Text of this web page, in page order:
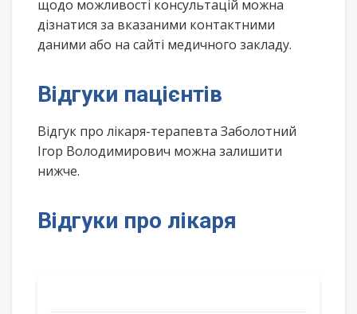
щодо можливості консультацій можна
дізнатися за вказаними контактними
даними або на сайті медичного закладу.
Відгуки пацієнтів
Відгук про лікаря-терапевта Заболотний
Ігор Володимирович можна залишити
нижче.
Відгуки про лікаря